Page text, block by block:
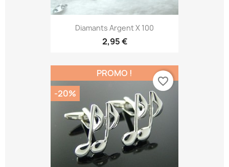
Diamants Argent X 100
2,95 €
PROMO !
-20%
favorite_border